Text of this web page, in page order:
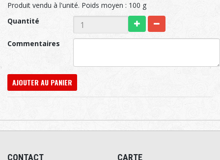
Produit vendu à l'unité. Poids moyen : 100 g
Quantité
Commentaires
AJOUTER AU PANIER
CONTACT CARTE